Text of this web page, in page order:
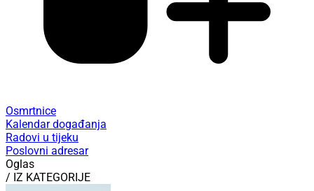
Osmrtnice
Kalendar događanja
Radovi u tijeku
Poslovni adresar
Oglas
/ IZ KATEGORIJE